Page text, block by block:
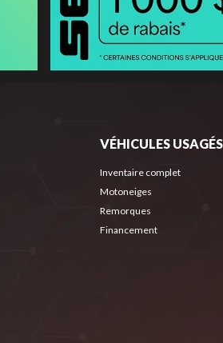
VÉHICULES USAGÉS
Inventaire complet
Motoneiges
Remorques
Financement